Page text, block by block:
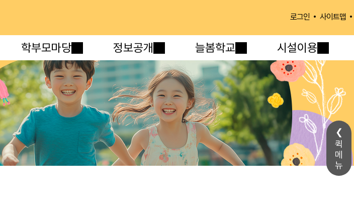
퀵
메
뉴
로그인 사이트맵
학부모마당 정보공개 늘봄학교 시설이용